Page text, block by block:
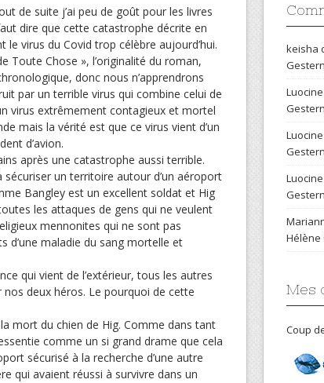
de suite j’ai peu de goût pour les livres
dire que cette catastrophe décrite en
virus du Covid trop célèbre aujourd’hui.
Toute Chose », l’originalité du roman,
donc nous n’apprendrons
par un terrible virus qui combine celui de
virus extrêmement contagieux et mortel
mais la vérité est que ce virus vient d’un
d’avion.
après une catastrophe aussi terrible.
un territoire autour d’un aéroport
Bangley est un excellent soldat et Hig
les attaques de gens qui ne veulent
mennonites qui ne sont pas
d’une maladie du sang mortelle et
qui vient de l’extérieur, tous les autres
nos deux héros. Le pourquoi de cette
mort du chien de Hig. Comme dans tant
comme un si grand drame que cela
sécurisé à la recherche d’une autre
qui avaient réussi à survivre dans un
keisha
Gestern
Luocine
Gestern
Luocine
Gestern
Luocine
Gestern
Hélène
Mes
Coup